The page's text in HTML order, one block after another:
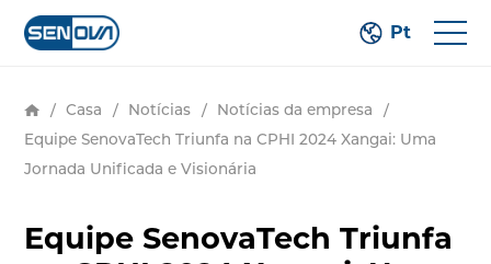
Pt
/ Casa / Notícias / Notícias da empresa
/
Equipe SenovaTech Triunfa na CPHI 2024 Xangai: Uma
Jornada Unificada e Visionária
Equipe SenovaTech Triunfa